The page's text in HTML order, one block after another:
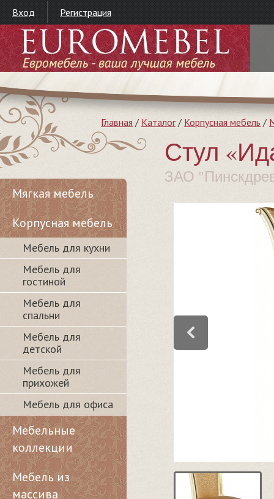
Вход Регистрация
Главная / Каталог/ Корпусная мебель /
Стул
ЗАО
Мягкая мебель
Корпусная мебель
Мебель для кухни
Мебель для
гостиной
Мебель для
спальни
Мебель для
детской
Мебель для
прихожей
Мебель для офиса
Мебельные
коллекции
Мебель из
массива